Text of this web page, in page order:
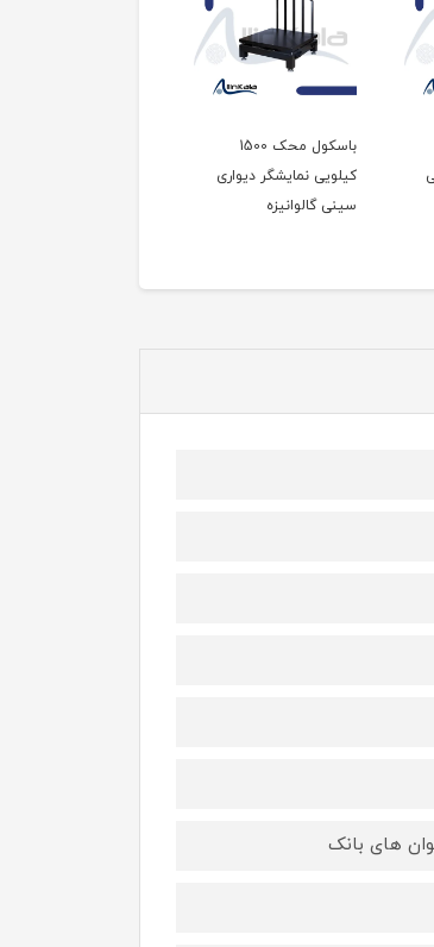
باسکول محک 1500
کیلویی نمایشگر دیواری
سینی گالوانیزه
های بانک